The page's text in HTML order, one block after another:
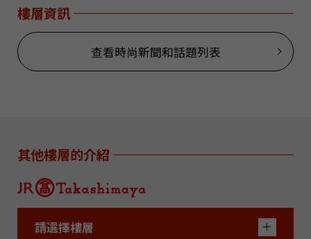
樓層資訊
查看時尚新聞和話題列表
其他樓層的介紹
請選擇樓層